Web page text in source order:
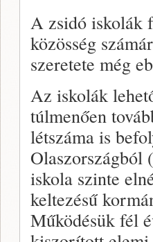
A zsidó iskolák
közösség
szeretete még
Az iskolák
túlmenően
létszáma is
Olaszországból
iskola szinte
keltezésű
Működésük fél